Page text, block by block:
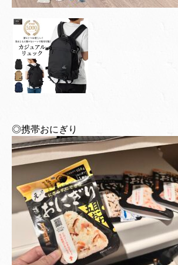
◎携帯おにぎり